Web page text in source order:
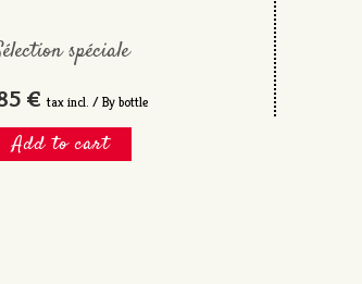
spéciale
€ tax incl. / By bottle
Add to cart